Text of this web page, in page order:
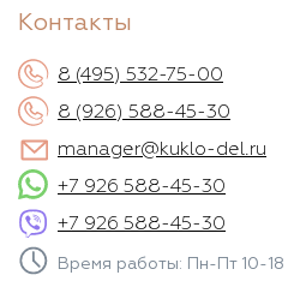
Контакты
8 (495) 532-75-00
8 (926) 588-45-30
manager@kuklo-del.ru
+7 926 588-45-30
+7 926 588-45-30
Время работы: Пн-Пт 10-18